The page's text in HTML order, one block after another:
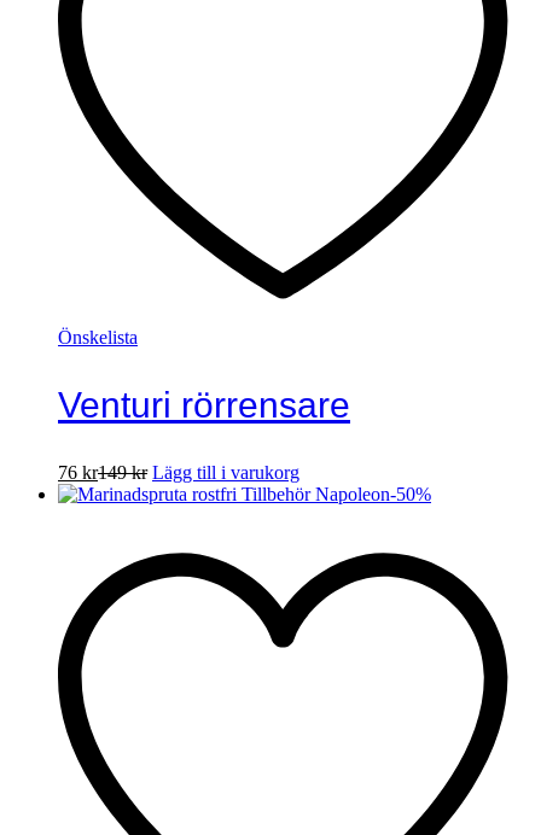
Önskelista
Venturi rörrensare
76 kr149kr Lägg till i varukorg
-50%